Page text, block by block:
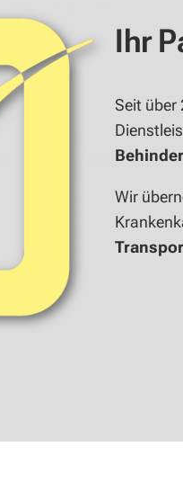
Ihr
Seit über
Wir